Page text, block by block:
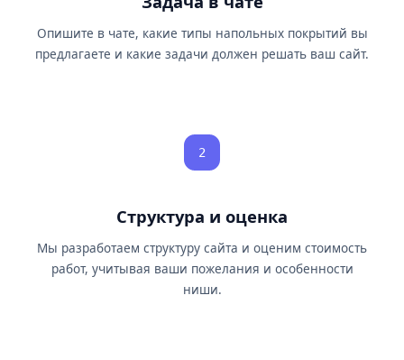
Опишите в чате, какие типы напольных покрытий вы
предлагаете и какие задачи должен решать ваш сайт.
2
Структура и оценка
Мы разработаем структуру сайта и оценим стоимость
работ, учитывая ваши пожелания и особенности
ниши.